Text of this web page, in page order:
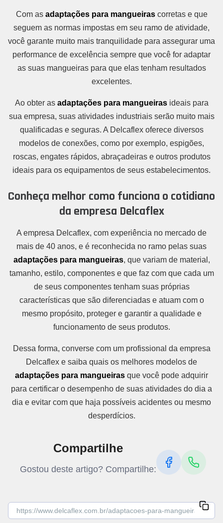
Com as adaptações para mangueiras corretas e que
seguem as normas impostas em seu ramo de atividade,
você garante muito mais tranquilidade para assegurar uma
performance de excelência sempre que você for adaptar
as suas mangueiras para que elas tenham resultados
excelentes.
Ao obter as adaptações para mangueiras ideais para
sua empresa, suas atividades industriais serão muito mais
qualificadas e seguras. A Delcaflex oferece diversos
modelos de conexões, como por exemplo, espigões,
roscas, engates rápidos, abraçadeiras e outros produtos
ideais para os equipamentos de seus estabelecimentos.
Conheça melhor como funciona o cotidiano
da empresa Delcaflex
A empresa Delcaflex, com experiência no mercado de
mais de 40 anos, e é reconhecida no ramo pelas suas
adaptações para mangueiras, que variam de material,
tamanho, estilo, componentes e que faz com que cada um
de seus componentes tenham suas próprias
características que são diferenciadas e atuam com o
mesmo propósito, proteger e garantir a qualidade e
funcionamento de seus produtos.
Dessa forma, converse com um profissional da empresa
Delcaflex e saiba quais os melhores modelos de
adaptações para mangueiras que você pode adquirir
para certificar o desempenho de suas atividades do dia a
dia e evitar com que haja possíveis acidentes ou mesmo
desperdícios.
Compartilhe
Gostou deste artigo? Compartilhe: